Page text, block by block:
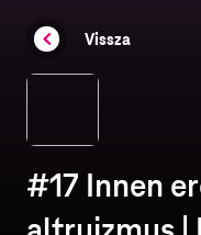
Vissza
#17 Innen